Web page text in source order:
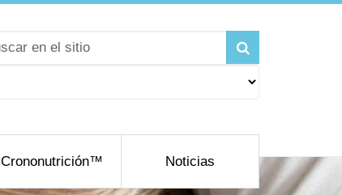
Crononutrición™ Noticias